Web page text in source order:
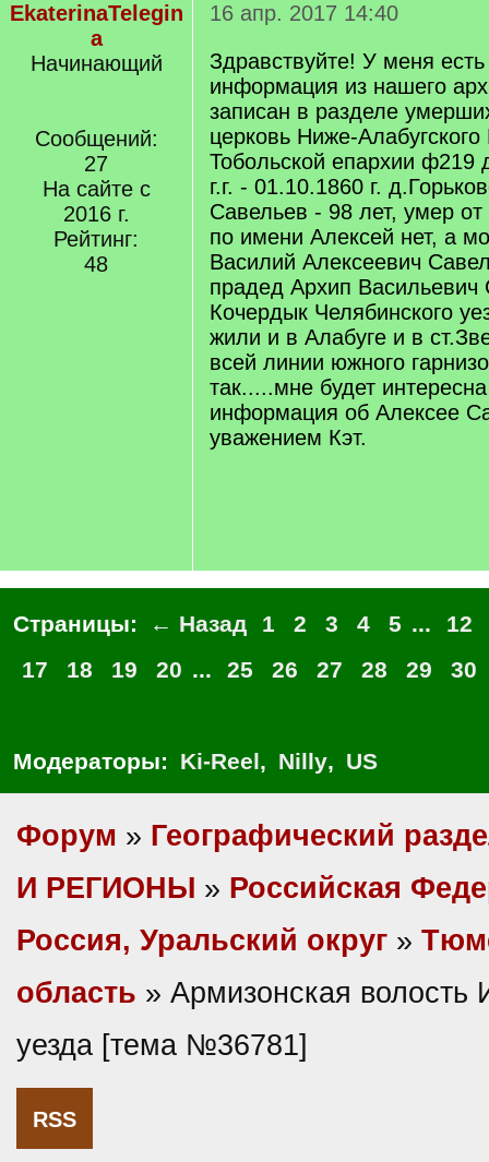
EkaterinaTelegin
a
Начинающий
Сообщений:
27
На сайте с
2016 г.
Рейтинг:
48
16 апр. 2017 14:40
Здравствуйте! У меня есть
информация из нашего
записан в разделе
церковь Ниже-Алабугского
Тобольской епархии ф219
г.г. - 01.10.1860 г.
Савельев - 98 лет, умер от
по имени Алексей нет, а
Василий Алексеевич
прадед Архип Васильевич
Кочердык Челябинского
жили и в Алабуге и в
всей линии южного
так.....мне будет
информация об Алексее
уважением Кэт.
Страницы: ← Назад 1 2 3 4 5 ...
12
17
18 19 20 ... 25 26 27 28 29 30
Модераторы: Ki-Reel, Nilly, US
Форум » Географический
И РЕГИОНЫ » Российская
Россия, Уральский округ »
область » Армизонская волость
уезда [тема №36781]
RSS